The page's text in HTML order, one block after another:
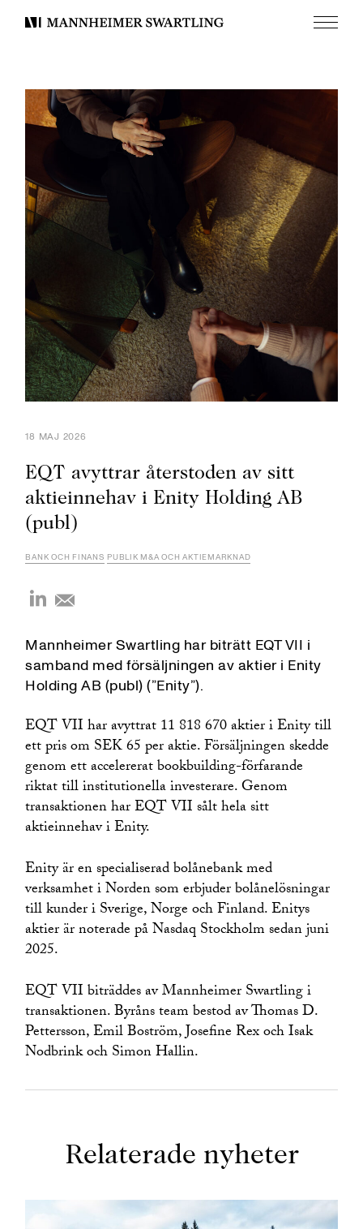
Mannheimer
Meny
18 MAJ 2026
EQT avyttrar återstoden av sitt
aktieinnehav i Enity Holding AB
(publ)
BANK OCH FINANS PUBLIK M&A OCH AKTIEMARKNAD
Mannheimer Swartling har biträtt EQT VII i
samband med försäljningen av aktier i Enity
Holding AB (publ) (”Enity”).
EQT VII har avyttrat 11 818 670 aktier i Enity till
ett pris om SEK 65 per aktie. Försäljningen skedde
genom ett accelererat bookbuilding-förfarande
riktat till institutionella investerare. Genom
transaktionen har EQT VII sålt hela sitt
aktieinnehav i Enity.
Enity är en specialiserad bolånebank med
verksamhet i Norden som erbjuder bolånelösningar
till kunder i Sverige, Norge och Finland. Enitys
aktier är noterade på Nasdaq Stockholm sedan juni
2025.
EQT VII biträddes av Mannheimer Swartling i
transaktionen. Byråns team bestod av Thomas D.
Pettersson, Emil Boström, Josefine Rex och Isak
Nodbrink och Simon Hallin.
Relaterade nyheter